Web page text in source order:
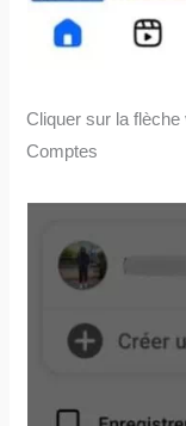
Cliquer sur la
Comptes